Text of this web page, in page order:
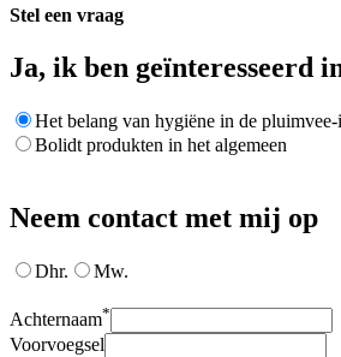
Stel een vraag
Ja, ik ben geïnteresseerd
Het belang van hygiëne in de
Bolidt produkten in het algemeen
Neem contact met mij op
Dhr. Mw.
Achternaam*
Voorvoegsel